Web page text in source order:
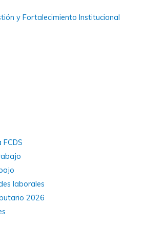
y Fortalecimiento Institucional
laborales
2026